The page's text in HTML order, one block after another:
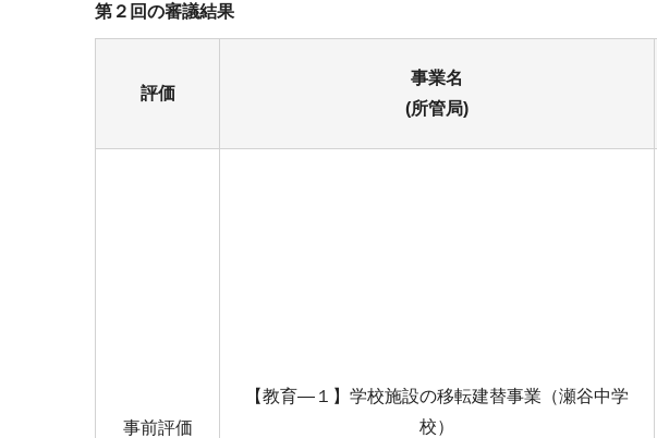
第２回の審議結果
評価
事業名
(所管局)
事前評価
【教育―１】学校施設の移転建替事業（瀬谷中学
校）